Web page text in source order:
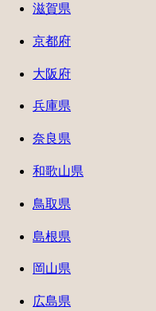
滋賀県
京都府
大阪府
兵庫県
奈良県
和歌山県
鳥取県
島根県
岡山県
広島県